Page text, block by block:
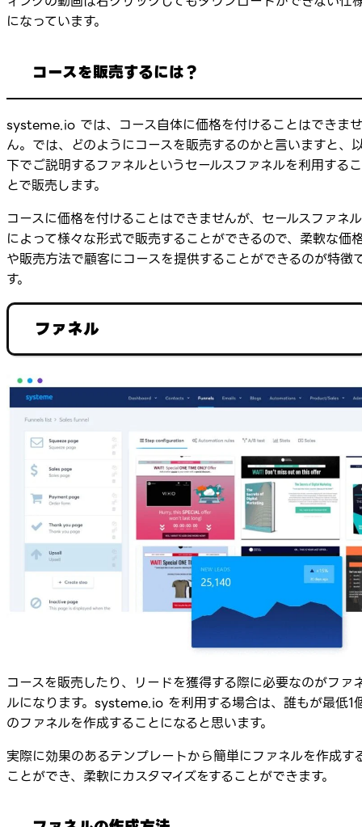
になっています。
コースを販売するには？
systeme.io では、コース自体に価格を付けることはできませ
ん。では、どのようにコースを販売するのかと言いますと、
下でご説明するファネルというセールスファネルを利用するこ
とで販売します。
コースに価格を付けることはできませんが、セールスファネル
によって様々な形式で販売することができるので、柔軟な価
や販売方法で顧客にコースを提供することができるのが特徴
す。
ファネル
コースを販売したり、リードを獲得する際に必要なのがファ
ルになります。systeme.io を利用する場合は、誰もが最低1
のファネルを作成することになると思います。
実際に効果のあるテンプレートから簡単にファネルを作成す
ことができ、柔軟にカスタマイズをすることができます。